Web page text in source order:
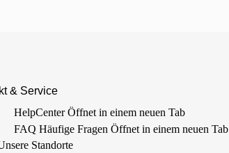
& Service
HelpCenterÖffnet in einem neuen Tab
FAQ Häufige Fragen Öffnet in einem neuen Tab
Standorte